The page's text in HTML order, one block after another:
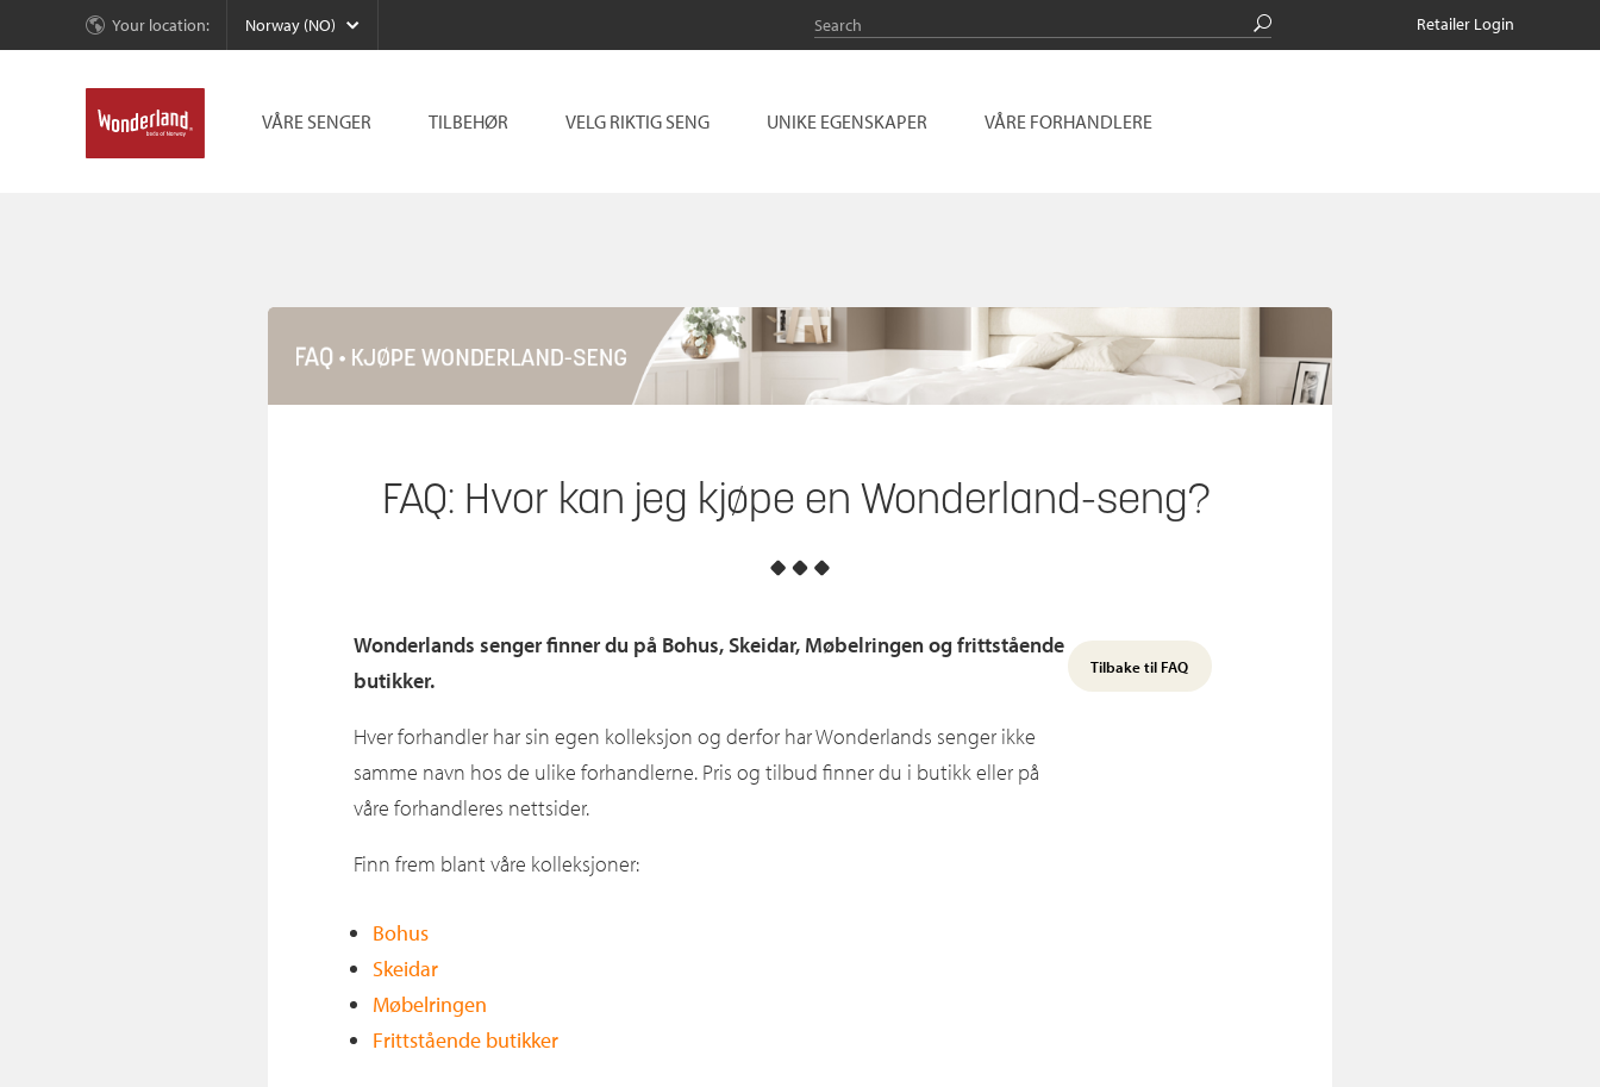
Your location: Norway (NO) Retailer Login
VÅRE SENGER TILBEHØR VELG RIKTIG SENG UNIKE EGENSKAPER VÅRE FORHANDLERE
FAQ: Hvor kan jeg kjøpe en Wonderland-seng?
Wonderlands senger finner du på Bohus, Skeidar, Møbelringen og frittstående
butikker.
Hver forhandler har sin egen kolleksjon og derfor har Wonderlands senger ikke
samme navn hos de ulike forhandlerne. Pris og tilbud finner du i butikk eller på
våre forhandleres nettsider.
Finn frem blant våre kolleksjoner:
Bohus
Skeidar
Møbelringen
Frittstående butikker
Tilbake til FAQ